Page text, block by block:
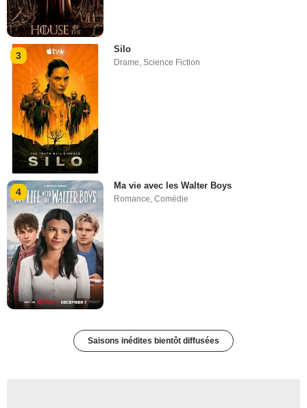
3
Silo
Drame,Science Fiction
4
Ma vie avec les Walter Boys
Romance ,Comédie
Saisons inédites bientôt diffusées